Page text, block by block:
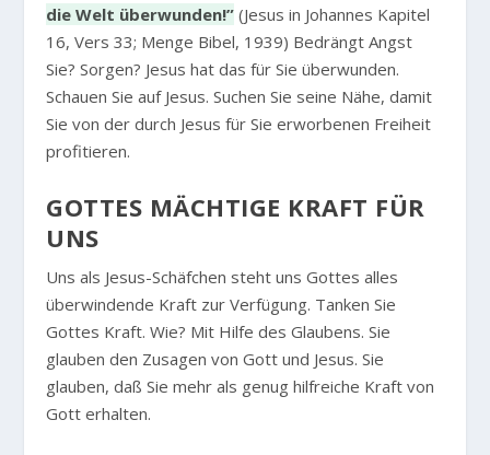
die Welt überwunden!” (Jesus in Johannes Kapitel
16, Vers 33; Menge Bibel, 1939) Bedrängt Angst
Sie? Sorgen? Jesus hat das für Sie überwunden.
Schauen Sie auf Jesus. Suchen Sie seine Nähe, damit
Sie von der durch Jesus für Sie erworbenen Freiheit
profitieren.
GOTTES MÄCHTIGE KRAFT FÜR
UNS
Uns als Jesus-Schäfchen steht uns Gottes alles
überwindende Kraft zur Verfügung. Tanken Sie
Gottes Kraft. Wie? Mit Hilfe des Glaubens. Sie
glauben den Zusagen von Gott und Jesus. Sie
glauben, daß Sie mehr als genug hilfreiche Kraft von
Gott erhalten.